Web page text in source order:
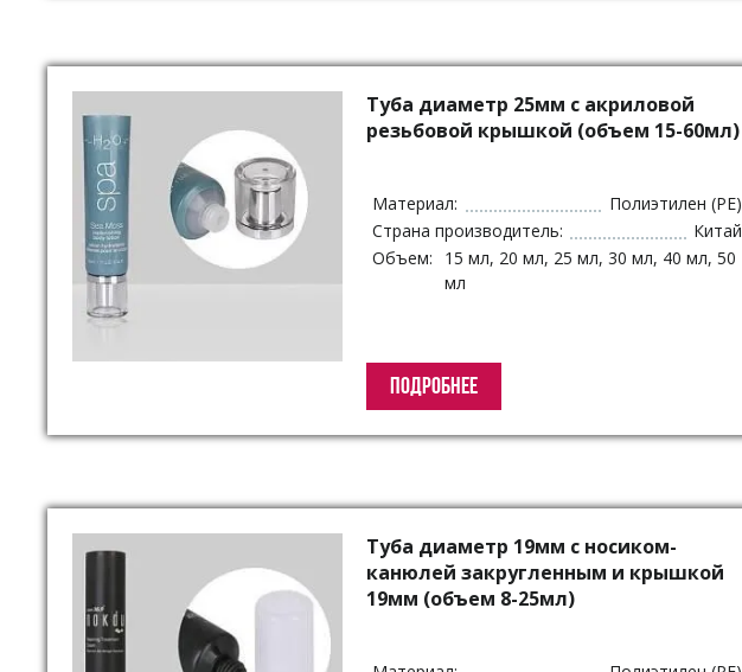
Туба диаметр 25мм с акриловой
резьбовой крышкой (объем 15-60мл)
Материал:
Полиэтилен (PE)
Страна производитель:
Китай
Объем:
15 мл, 20 мл, 25 мл, 30 мл, 40 мл, 50
мл
ПОДРОБНЕЕ
Туба диаметр 19мм с носиком-
канюлей закругленным и крышкой
19мм (объем 8-25мл)